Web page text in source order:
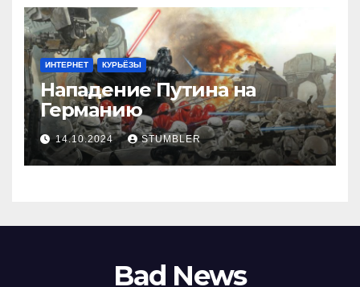
ИНТЕРНЕТ КУРЬЁЗЫ
Нападение Путина на
Германию
14.10.2024 STUMBLER
Bad News